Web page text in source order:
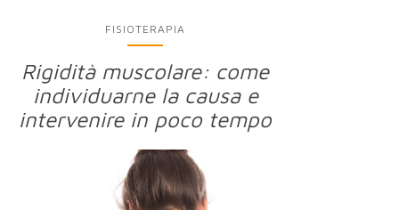
FISIOTERAPIA
Rigidità muscolare: come
individuarne la causa e
intervenire in poco tempo